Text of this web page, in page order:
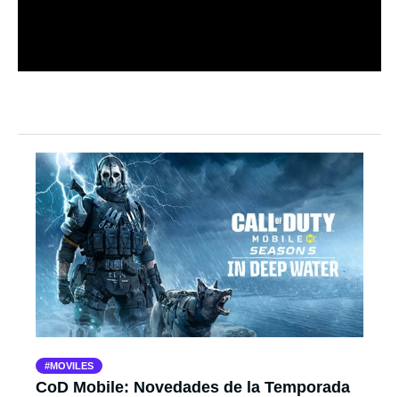
MOVILES
CoD Mobile: Novedades de la Temporada